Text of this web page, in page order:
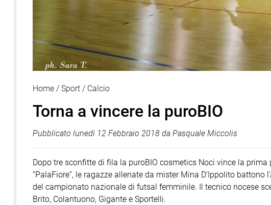
Home Sport Calcio
Torna a vincere la puroBIO
Pubblicato lunedì 12 Febbraio 2018 da Pasquale Miccolis
Dopo tre sconfitte di fila la puroBIO cosmetics Noci vince la
“PalaFiore”, le ragazze allenate da mister Mina D’Ippolito
del campionato nazionale di futsal femminile. Il tecnico nocese
Brito, Colantuono, Gigante e Sportelli.